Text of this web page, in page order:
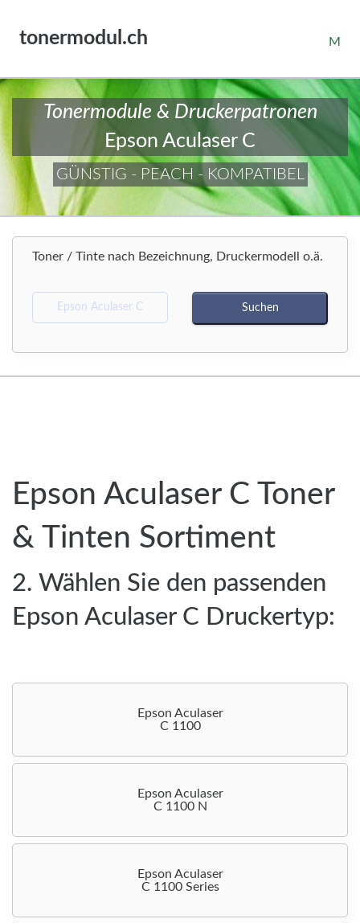
tonermodul.ch M
Tonermodule & Druckerpatronen
Epson Aculaser C
GÜNSTIG - PEACH - KOMPATIBEL
Toner / Tinte nach Bezeichnung, Druckermodell o.ä.
Epson Aculaser C Toner
& Tinten Sortiment
2. Wählen Sie den passenden
Epson Aculaser C Druckertyp:
Epson Aculaser
C 1100
Epson Aculaser
C 1100 N
Epson Aculaser
C 1100 Series